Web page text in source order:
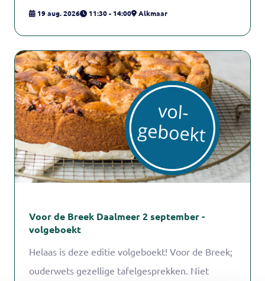
19 aug. 2026 11:30 - 14:00 Alkmaar
Voor de Breek Daalmeer 2 september -
volgeboekt
Helaas is deze editie volgeboekt! Voor de Breek;
ouderwets gezellige tafelgesprekken. Niet